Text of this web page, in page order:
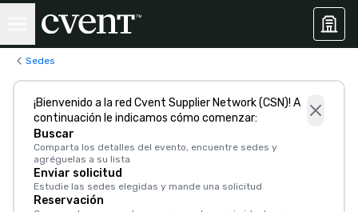
Sedes
¡Bienvenido a la red Cvent Supplier Network (CSN)! A
continuación le indicamos cómo comenzar:
Buscar
Comparta los detalles del evento, encuentre sedes y
agréguelas a su lista
Enviar solicitud
Estudie las sedes elegidas y mande una solicitud
Reservación